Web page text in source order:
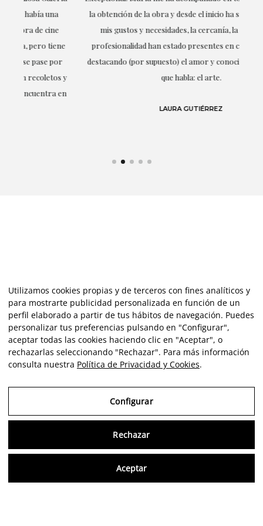
la obtención de la obra y desde el inicio ha sabido entender
mis gustos y necesidades, la cercanía, la empatía y la
profesionalidad han estado presentes en cada momento,
destacando (por supuesto) el amor y conocimiento sobre lo
que habla: el arte.
LAURA GUTIÉRREZ
Utilizamos cookies propias y de terceros con fines analíticos y
para mostrarte publicidad personalizada en función de un
perfil elaborado a partir de tus hábitos de navegación. Puedes
personalizar tus preferencias pulsando en "Configurar",
aceptar todas las cookies haciendo clic en "Aceptar", o
rechazarlas seleccionando "Rechazar". Para más información
consulta nuestra Política de Privacidad y Cookies.
Configurar
Rechazar
Aceptar